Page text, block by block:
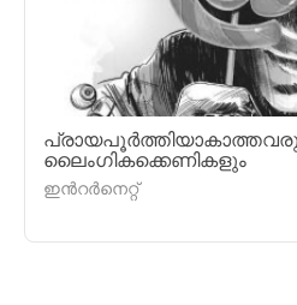
പ്രായപൂര്‍ത്തിയാകാത്തവരും
ലൈംഗികക്കെണികളും
ഇന്‍റര്‍നെറ്റ്